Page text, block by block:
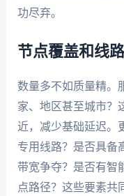
功尽弃。
节点覆盖和线
数量多不如质量精。
家、地区甚至城市？
近，减少基础延迟。
专用线路？是否具备
带宽争夺？是否有智
点路径？这些要素共